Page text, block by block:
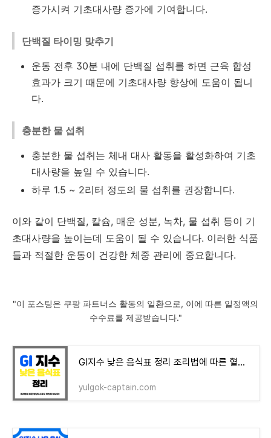
증가시켜 기초대사량 증가에 기여합니다.
단백질 타이밍 맞추기
운동 전후 30분 내에 단백질 섭취를 하면 근육 합성
효과가 크기 때문에 기초대사량 향상에 도움이 됩니
다.
충분한 물 섭취
충분한 물 섭취는 체내 대사 활동을 활성화하여 기초
대사량을 높일 수 있습니다.
하루 1.5 ~ 2리터 정도의 물 섭취를 권장합니다.
이와 같이 단백질, 칼슘, 매운 성분, 녹차, 물 섭취 등이 기
초대사량을 높이는데 도움이 될 수 있습니다. 이러한 식품
들과 적절한 운동이 건강한 체중 관리에 중요합니다.
"이 포스팅은 쿠팡 파트너스 활동의 일환으로, 이에 따른 일정액의
수수료를 제공받습니다."
GI지수 낮은 음식표 정리 조리법에 따른 혈당지수 2024 - 율곡 정보장터
yulgok-captain.com